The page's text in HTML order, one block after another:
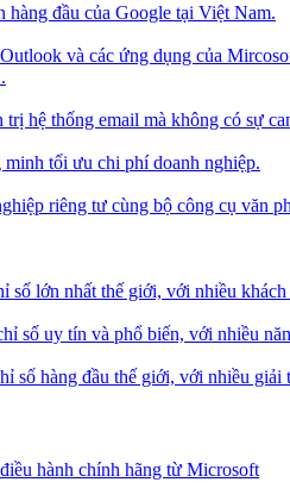
hàng đầu của Google tại Việt Nam.
và các ứng dụng của
trị hệ thống email mà không có sự
tối ưu chi phí doanh nghiệp.
riêng tư cùng bộ công cụ văn
số lớn nhất thế giới, với nhiều khách
số uy tín và phổ biến, với nhiều
số hàng đầu thế giới, với nhiều
hành chính hãng từ Microsoft